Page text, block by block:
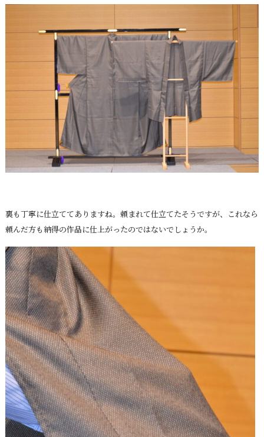
裏も丁寧に仕立ててありますね。頼まれて仕立てたそうですが、これなら
頼んだ方も納得の作品に仕上がったのではないでしょうか。